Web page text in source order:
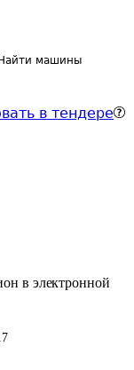
Найти машины
в тендере
в электронной